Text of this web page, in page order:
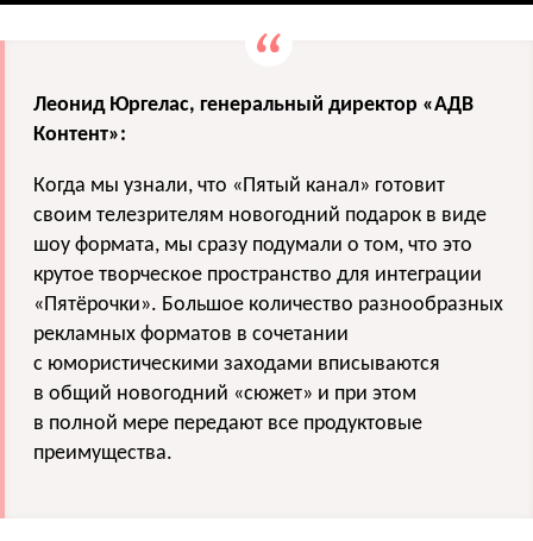
Леонид Юргелас, генеральный директор «АДВ
Контент»:
Когда мы узнали, что «Пятый канал» готовит
своим телезрителям новогодний подарок в виде
шоу формата, мы сразу подумали о том, что это
крутое творческое пространство для интеграции
«Пятёрочки». Большое количество разнообразных
рекламных форматов в сочетании
с юмористическими заходами вписываются
в общий новогодний «сюжет» и при этом
в полной мере передают все продуктовые
преимущества.